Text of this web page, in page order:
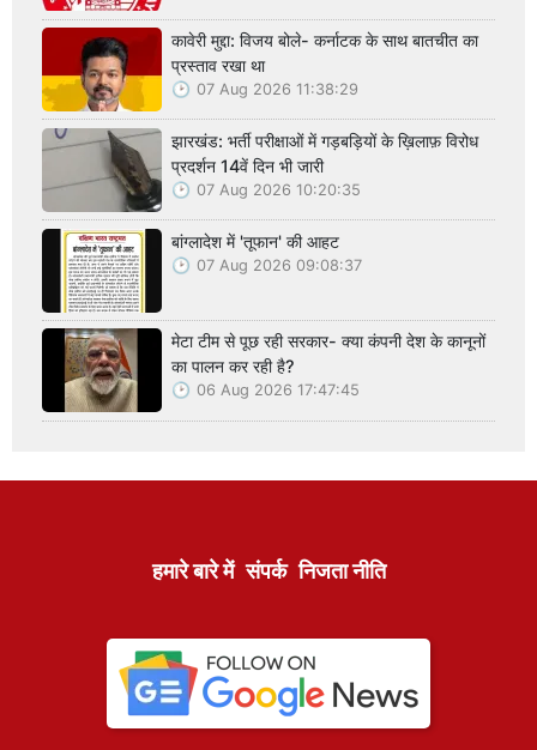
कावेरी मुद्दा: विजय बोले- कर्नाटक के साथ बातचीत का
प्रस्ताव रखा था
07 Aug 2026 11:38:29
झारखंड: भर्ती परीक्षाओं में गड़बड़ियों के ख़िलाफ़ विरोध
प्रदर्शन 14वें दिन भी जारी
07 Aug 2026 10:20:35
बांग्लादेश में 'तूफान' की आहट
07 Aug 2026 09:08:37
मेटा टीम से पूछ रही सरकार- क्या कंपनी देश के कानूनों
का पालन कर रही है?
06 Aug 2026 17:47:45
हमारे बारे में संपर्क निजता नीति